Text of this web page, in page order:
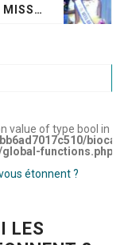
AUDREY MONKAM : MISS BEACH VEUT SAUVER LES OCÉANS
value of type bool in
functions.php
LES